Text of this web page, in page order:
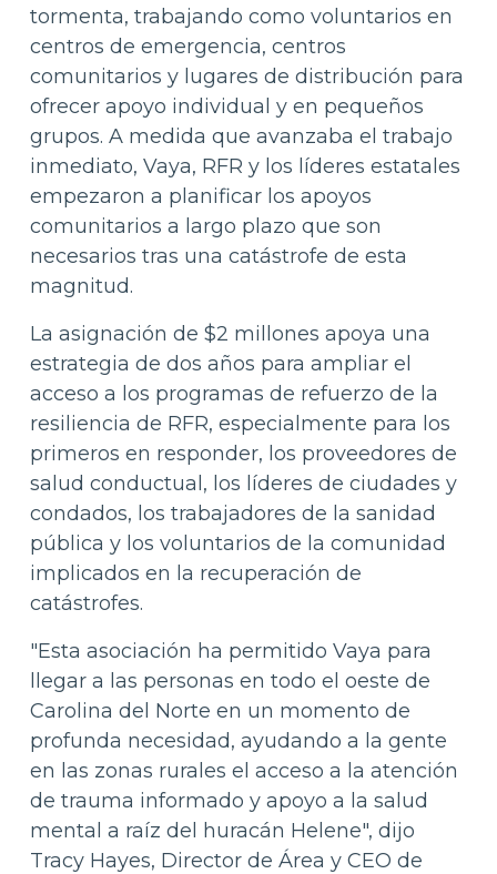
tormenta, trabajando como voluntarios en
centros de emergencia, centros
comunitarios y lugares de distribución para
ofrecer apoyo individual y en pequeños
grupos. A medida que avanzaba el trabajo
inmediato, Vaya, RFR y los líderes estatales
empezaron a planificar los apoyos
comunitarios a largo plazo que son
necesarios tras una catástrofe de esta
magnitud.
La asignación de $2 millones apoya una
estrategia de dos años para ampliar el
acceso a los programas de refuerzo de la
resiliencia de RFR, especialmente para los
primeros en responder, los proveedores de
salud conductual, los líderes de ciudades y
condados, los trabajadores de la sanidad
pública y los voluntarios de la comunidad
implicados en la recuperación de
catástrofes.
"Esta asociación ha permitido Vaya para
llegar a las personas en todo el oeste de
Carolina del Norte en un momento de
profunda necesidad, ayudando a la gente
en las zonas rurales el acceso a la atención
de trauma informado y apoyo a la salud
mental a raíz del huracán Helene", dijo
Tracy Hayes, Director de Área y CEO de